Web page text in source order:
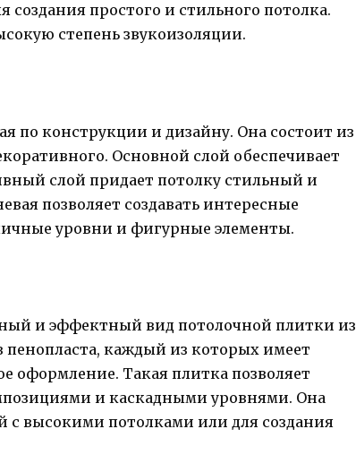
создания простого и стильного потолка.
степень звукоизоляции.
по конструкции и дизайну. Она состоит из
Основной слой обеспечивает
слой придает потолку стильный и
позволяет создавать интересные
уровни и фигурные элементы.
и эффектный вид потолочной плитки из
пенопласта, каждый из которых имеет
оформление. Такая плитка позволяет
и каскадными уровнями. Она
высокими потолками или для создания